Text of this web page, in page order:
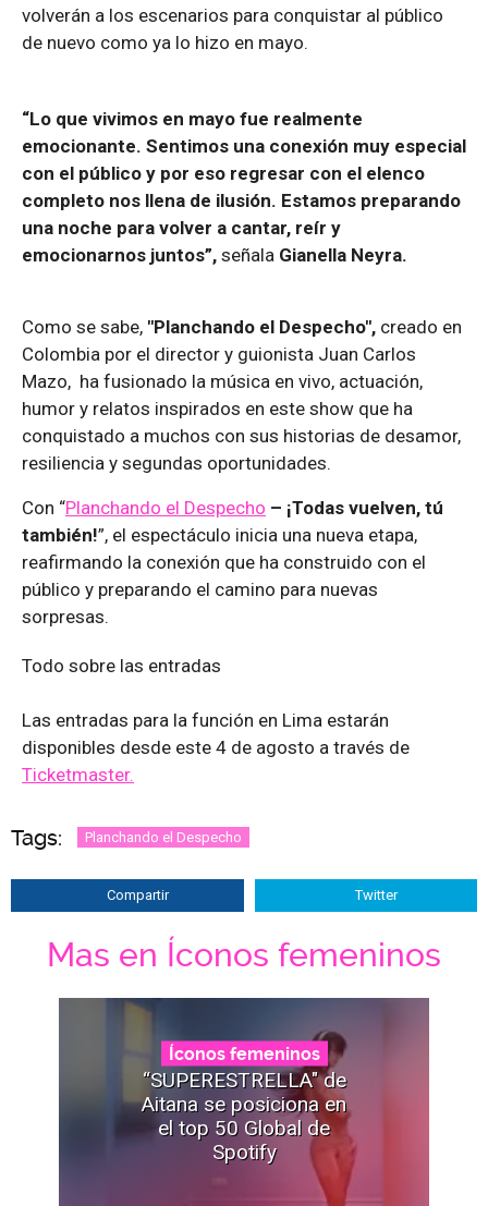
volverán a los escenarios para conquistar al público
de nuevo como ya lo hizo en mayo.
“Lo que vivimos en mayo fue realmente
emocionante. Sentimos una conexión muy especial
con el público y por eso regresar con el elenco
completo nos llena de ilusión. Estamos preparando
una noche para volver a cantar, reír y
emocionarnos juntos”, señala Gianella Neyra.
Como se sabe, "Planchando el Despecho", creado en
Colombia por el director y guionista Juan Carlos
Mazo, ha fusionado la música en vivo, actuación,
humor y relatos inspirados en este show que ha
conquistado a muchos con sus historias de desamor,
resiliencia y segundas oportunidades.
Con “Planchando el Despecho – ¡Todas vuelven, tú
también!”, el espectáculo inicia una nueva etapa,
reafirmando la conexión que ha construido con el
público y preparando el camino para nuevas
sorpresas.
Todo sobre las entradas
Las entradas para la función en Lima estarán
disponibles desde este 4 de agosto a través de
Ticketmaster.
Tags: Planchando el Despecho
Compartir Twitter
Mas en Íconos femeninos
Íconos femeninos
“SUPERESTRELLA" de
Aitana se posiciona en
el top 50 Global de
Spotify